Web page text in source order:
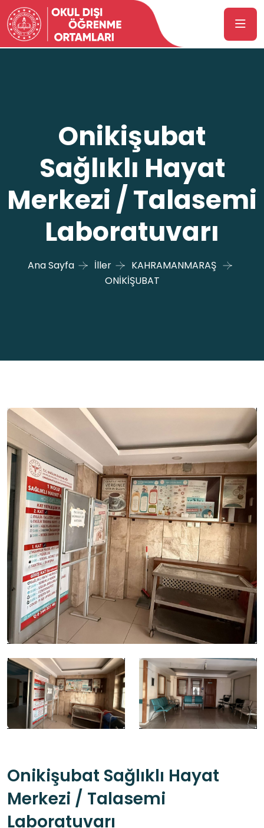
Onikişubat
Sağlıklı Hayat
Merkezi / Talasemi
Laboratuvarı
Ana Sayfa İller
KAHRAMANMARAŞ
ONİKİŞUBAT
Onikişubat Sağlıklı Hayat
Merkezi / Talasemi
Laboratuvarı